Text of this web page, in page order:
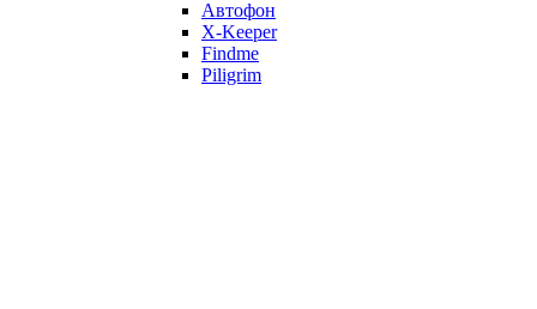
Автофон
X-Keeper
Findme
Piligrim